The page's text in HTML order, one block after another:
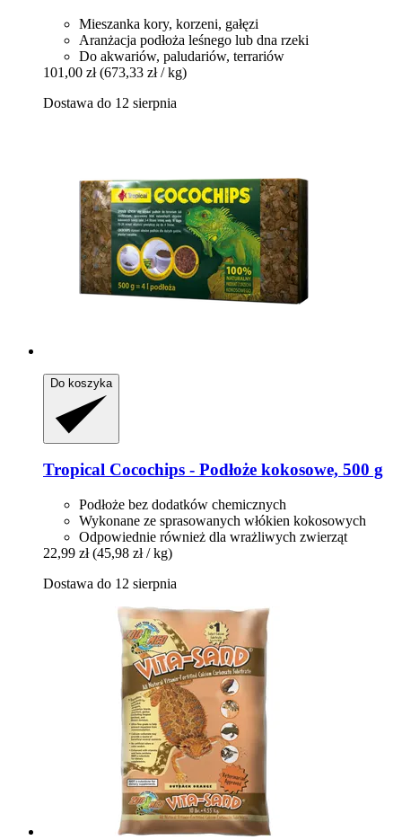
Mieszanka kory, korzeni, gałęzi
Aranżacja podłoża leśnego lub dna rzeki
Do akwariów, paludariów, terrariów
101,00 zł (673,33 zł / kg)
Dostawa do 12 sierpnia
Do koszyka
Tropical Cocochips -​ Podłoże kokosowe, 500 g
Podłoże bez dodatków chemicznych
Wykonane ze sprasowanych włókien kokosowych
Odpowiednie również dla wrażliwych zwierząt
22,99 zł (45,98 zł / kg)
Dostawa do 12 sierpnia